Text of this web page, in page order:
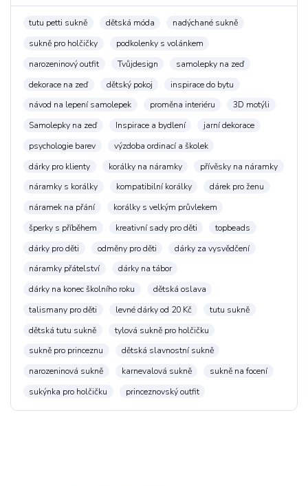
tutu petti sukně dětská móda
nadýchané sukně
sukně pro holčičky
podkolenky s volánkem
narozeninový outfit
Tvůjdesign
samolepky na zeď
dekorace na zeď
dětský pokoj
inspirace do bytu
návod na lepení samolepek
proměna interiéru
3D motýli
Samolepky na zeď
Inspirace a bydlení
jarní dekorace
psychologie barev
výzdoba ordinací a školek
dárky pro klienty
korálky na náramky
přívěsky na náramky
náramky s korálky
kompatibilní korálky
dárek pro ženu
náramek na přání
korálky s velkým průvlekem
šperky s příběhem
kreativní sady pro děti
topbeads
dárky pro děti
odměny pro děti
dárky za vysvědčení
náramky přátelství
dárky na tábor
dárky na konec školního roku
dětská oslava
talismany pro děti
levné dárky od 20 Kč
tutu sukně
dětská tutu sukně
tylová sukně pro holčičku
sukně pro princeznu
dětská slavnostní sukně
narozeninová sukně
karnevalová sukně
sukně na focení
sukýnka pro holčičku
princeznovský outfit